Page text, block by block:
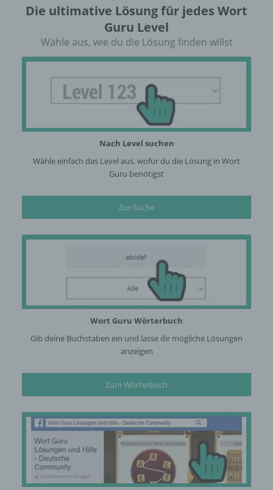
Die ultimative Lösung für jedes Wort
Guru Level
Wähle aus, wie du die Lösung finden willst
Nach Level suchen
Wähle einfach das Level aus, wofür du die Lösung in Wort
Guru benötigst
Zur Suche
Wort Guru Wörterbuch
Gib deine Buchstaben ein und lasse dir mögliche Lösungen
anzeigen
Zum Wörterbuch